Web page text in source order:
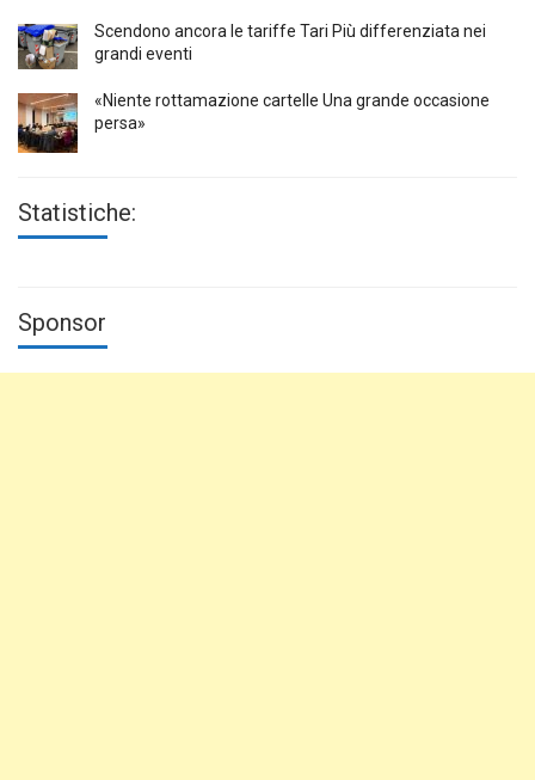
Scendono ancora le tariffe Tari Più differenziata nei
grandi eventi
«Niente rottamazione cartelle Una grande occasione
persa»
Statistiche:
Sponsor